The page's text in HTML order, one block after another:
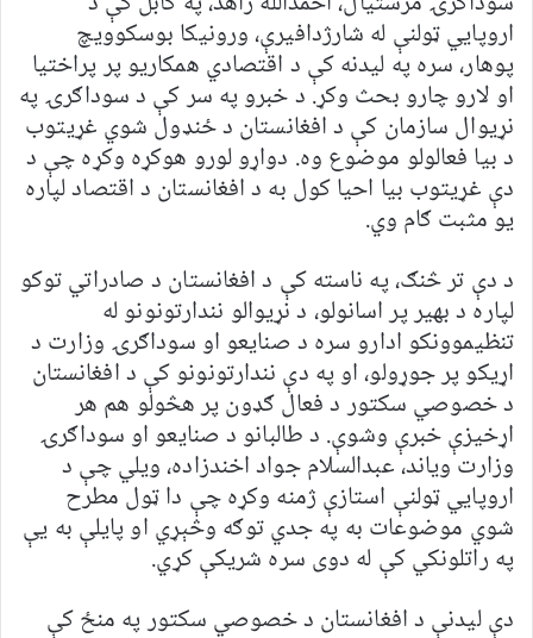
اروپايي ټولنې له شارژدافیرې، ورونیکا بوسکوویچ
پوهار، سره په لیدنه کې د اقتصادي همکاریو پر پراختیا
او لارو چارو بحث وکړ. د خبرو په سر کې د سوداګرۍ په
نړیوال سازمان کې د افغانستان د ځنډول شوي غړیتوب
د بیا فعالولو موضوع وه. دواړو لورو هوکړه وکړه چې د
دې غړیتوب بیا احیا کول به د افغانستان د اقتصاد لپاره
یو مثبت ګام وي.
د دې تر څنګ، په ناسته کې د افغانستان د صادراتي توکو
لپاره د بهیر پر اسانولو، د نړیوالو نندارتونونو له
تنظیموونکو ادارو سره د صنایعو او سوداګرۍ وزارت د
اړیکو پر جوړولو، او په دې نندارتونونو کې د افغانستان
د خصوصي سکتور د فعال ګډون پر هڅولو هم هر
اړخیزې خبرې وشوې. د طالبانو د صنایعو او سوداګرۍ
وزارت ویاند، عبدالسلام جواد اخندزاده، ویلي چې د
اروپايي ټولنې استازې ژمنه وکړه چې دا ټول مطرح
شوي موضوعات به په جدي توګه وڅېړي او پایلې به یې
په راتلونکي کې له دوی سره شریکې کړي.
دې لیدنې د افغانستان د خصوصي سکتور په منځ کې